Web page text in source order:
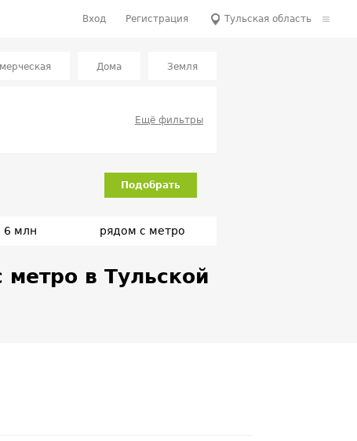
Вход Регистрация Тульская область
Дома Земля
Ещё фильтры
Подобрать
6 млн рядом с метро
в Тульской